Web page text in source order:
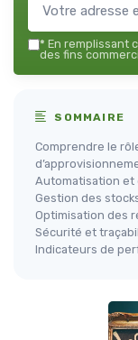
* En remplissant
des fins
SOMMAIRE
Comprendre le
Automatisation et
Gestion des
Optimisation des
Sécurité et
Indicateurs de